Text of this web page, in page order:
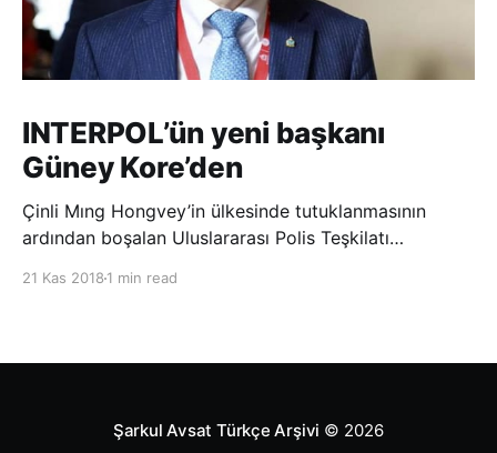
INTERPOL’ün yeni başkanı
Güney Kore’den
Çinli Mıng Hongvey’in ülkesinde tutuklanmasının
ardından boşalan Uluslararası Polis Teşkilatı
21 Kas 2018 1 min read
Şarkul Avsat Türkçe Arşivi © 2026